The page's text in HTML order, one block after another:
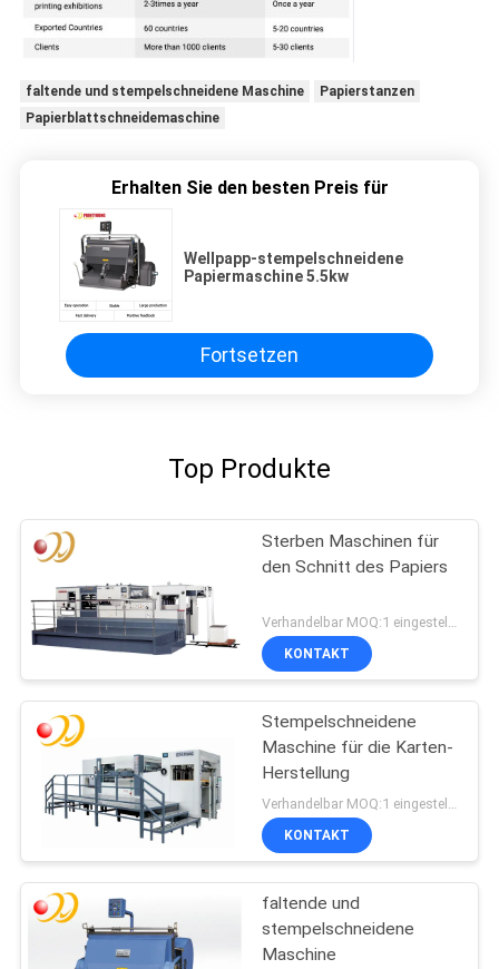
faltende und stempelschneidene Maschine
Papierstanzen
Papierblattschneidemaschine
Erhalten Sie den besten Preis für
Wellpapp-stempelschneidene
Papiermaschine 5.5kw
Fortsetzen
Top Produkte
Sterben Maschinen für
den Schnitt des Papiers
Verhandelbar MOQ:1 eingestellt/Sätze
KONTAKT
Stempelschneidene
Maschine für die Karten-
Herstellung
Verhandelbar MOQ:1 eingestellt/Sätze
KONTAKT
faltende und
stempelschneidene
Maschine